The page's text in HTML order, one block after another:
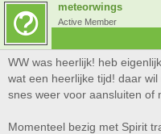
meteorwings
Active Member
WW was heerlijk! heb
wat een heerlijke tijd! daar
snes weer voor aansluiten of
Momenteel bezig met Spirit